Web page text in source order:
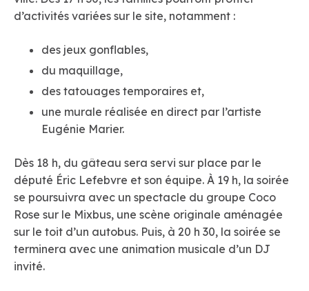
d’activités variées sur le site, notamment :
des jeux gonflables,
du maquillage,
des tatouages temporaires et,
une murale réalisée en direct par l’artiste
Eugénie Marier.
Dès 18 h, du gâteau sera servi sur place par le
député Éric Lefebvre et son équipe. À 19 h, la soirée
se poursuivra avec un spectacle du groupe Coco
Rose sur le Mixbus, une scène originale aménagée
sur le toit d’un autobus. Puis, à 20 h 30, la soirée se
terminera avec une animation musicale d’un DJ
invité.